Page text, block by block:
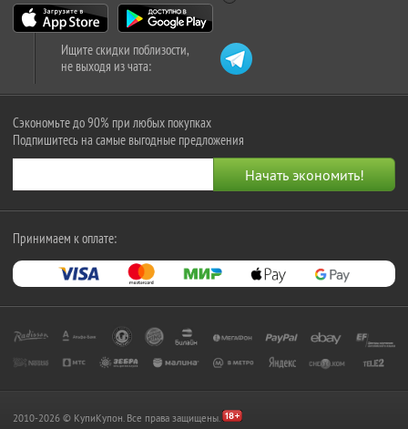
Ищите скидки поблизости,
не выходя из чата:
Сэкономьте до 90% при любых покупках
Подпишитесь на самые выгодные предложения
Принимаем к оплате:
2010-2026 © КупиКупон. Все права защищены.